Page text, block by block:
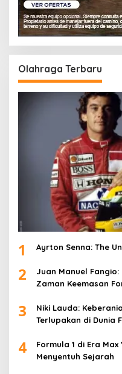
Olahraga Terbaru
1 Ayrton Senna: The
2
Juan Manuel
Zaman Keemasan
3
Niki Lauda:
Terlupakan di Dunia
4
Formula 1 di Era
Menyentuh Sejarah